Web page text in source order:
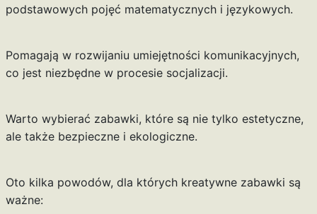
podstawowych pojęć matematycznych i językowych.
Pomagają w rozwijaniu umiejętności komunikacyjnych,
co jest niezbędne w procesie socjalizacji.
Warto wybierać zabawki, które są nie tylko estetyczne,
ale także bezpieczne i ekologiczne.
Oto kilka powodów, dla których kreatywne zabawki są
ważne: